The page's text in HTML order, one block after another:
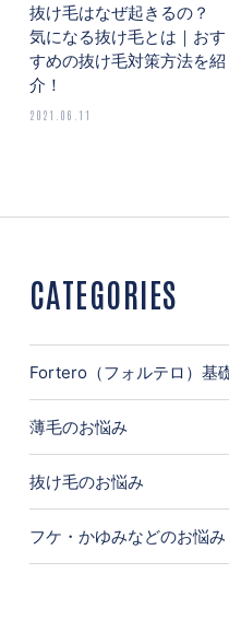
抜け毛はなぜ起きるの？
気になる抜け毛とは｜おす
すめの抜け毛対策方法を紹
介！
2021.06.11
CATEGORIES
Fortero（フォルテロ）基
薄毛のお悩み
抜け毛のお悩み
フケ・かゆみなどのお悩み